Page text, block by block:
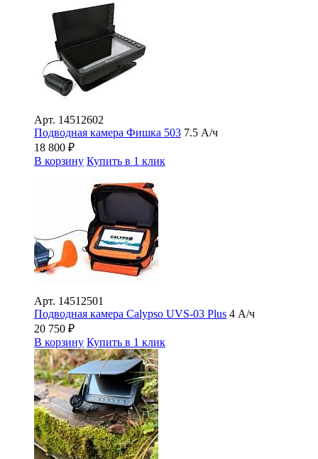
Арт. 14512602
Подводная камера Фишка 503 7.5 А/ч
18 800 ₽
В корзину Купить в 1 клик
Арт. 14512501
Подводная камера Сalypso UVS-03 Plus 4 А/ч
20 750 ₽
В корзину Купить в 1 клик